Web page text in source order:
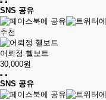
SNS 공유
추천
어뢰정 헬보트
30,000원
SNS 공유